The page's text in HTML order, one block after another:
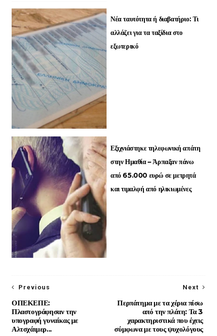
Νέα ταυτότητα ή διαβατήριο: Τι
αλλάζει για τα ταξίδια στο
εξωτερικό
Εξιχνιάστηκε τηλεφωνική απάτη
στην Ημαθία – Άρπαξαν πάνω
από 65.000 ευρώ σε μετρητά
και τιμαλφή από ηλικιωμένες
Next
Περπάτημα με τα χέρια πίσω
από την πλάτη: Τα 3
χαρακτηριστικά που έχεις
σύμφωνα με τους ψυχολόγους
Previous
ΟΠΕΚΕΠΕ:
Πλαστογράφησαν την
υπογραφή γυναίκας με
Αλτσχάιμερ...